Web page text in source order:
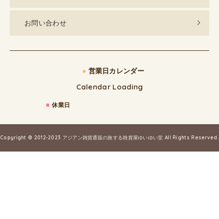
お問い合わせ
● 営業日カレンダー
Calendar Loading
■ 休業日
Copyright © 2012-2023 アジアン雑貨通販の旅する雑貨屋ゆいゆい堂 All Rights Reserved.